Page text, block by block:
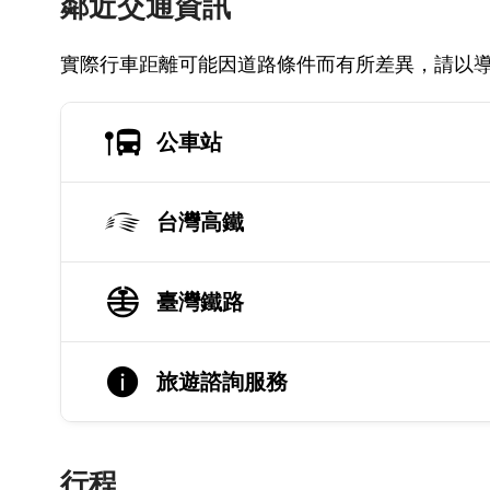
鄰近交通資訊
實際行車距離可能因道路條件而有所差異，請以
公車站
台灣高鐵
臺灣鐵路
旅遊諮詢服務
行程